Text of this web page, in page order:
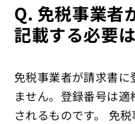
Q. 免税事業者
記載する必要
免税事業者が請求書に
ません。登録番号は
されるものです。 免